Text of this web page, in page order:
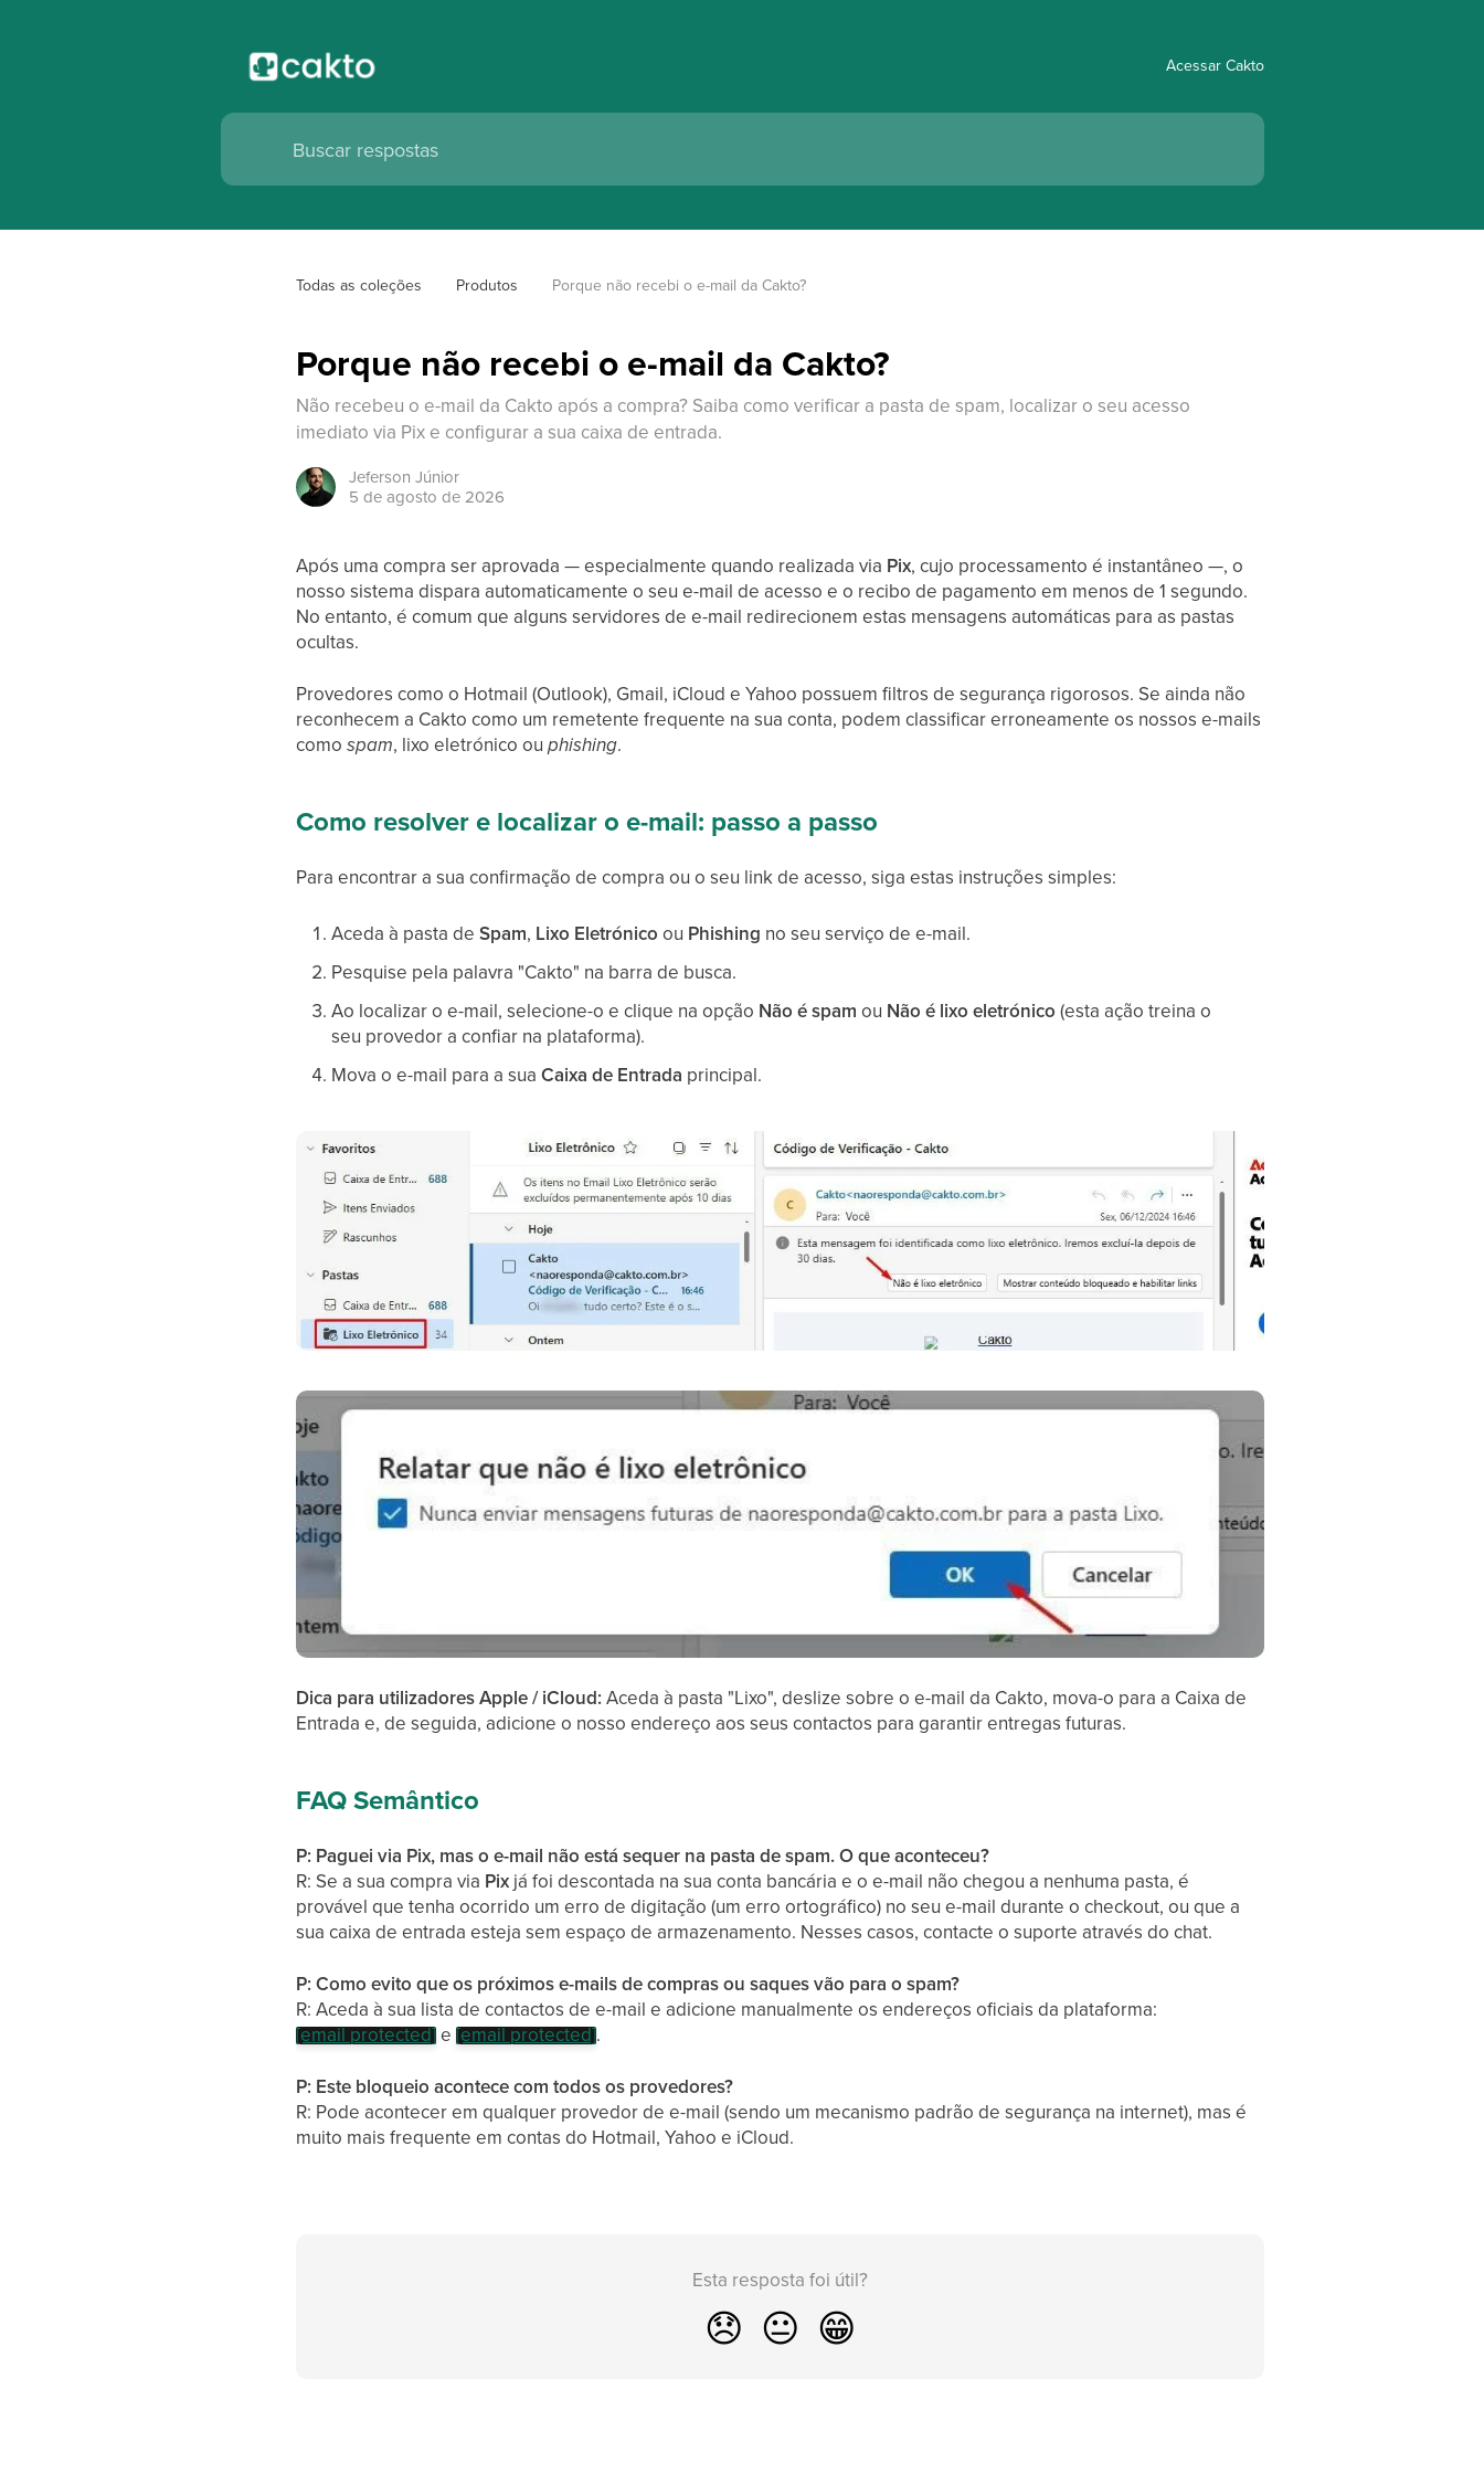
Acessar Cakto
Todas as coleções Produtos Porque não recebi o e-mail da Cakto?
Porque não recebi o e-mail da Cakto?
Não recebeu o e-mail da Cakto após a compra? Saiba como verificar a pasta de spam, localizar o seu acesso
imediato via Pix e configurar a sua caixa de entrada.
Jeferson Júnior
5 de agosto de 2026
Após uma compra ser aprovada — especialmente quando realizada via Pix, cujo processamento é instantâneo —, o
nosso sistema dispara automaticamente o seu e-mail de acesso e o recibo de pagamento em menos de 1 segundo.
No entanto, é comum que alguns servidores de e-mail redirecionem estas mensagens automáticas para as pastas
ocultas.
Provedores como o Hotmail (Outlook), Gmail, iCloud e Yahoo possuem filtros de segurança rigorosos. Se ainda não
reconhecem a Cakto como um remetente frequente na sua conta, podem classificar erroneamente os nossos e-mails
comospam, lixo eletrónico ouphishing.
Como resolver e localizar o e-mail: passo a passo
Para encontrar a sua confirmação de compra ou o seu link de acesso, siga estas instruções simples:
Aceda à pasta deSpam, Lixo Eletrónico ou Phishing no seu serviço de e-mail.
Pesquise pela palavra "Cakto" na barra de busca.
Ao localizar o e-mail, selecione-o e clique na opção Não é spam ou Não é lixo eletrónico (esta ação treina o
seu provedor a confiar na plataforma).
Mova o e-mail para a suaCaixa de Entrada principal.
Dica para utilizadores Apple / iCloud: Aceda à pasta "Lixo", deslize sobre o e-mail da Cakto, mova-o para a Caixa de
Entrada e, de seguida, adicione o nosso endereço aos seus contactos para garantir entregas futuras.
FAQ Semântico
P: Paguei via Pix, mas o e-mail não está sequer na pasta de spam. O que aconteceu?
R: Se a sua compra via Pix já foi descontada na sua conta bancária e o e-mail não chegou a nenhuma pasta, é
provável que tenha ocorrido um erro de digitação (um erro ortográfico) no seu e-mail durante o checkout, ou que a
sua caixa de entrada esteja sem espaço de armazenamento. Nesses casos, contacte o suporte através do chat.
P: Como evito que os próximos e-mails de compras ou saques vão para o spam?
R: Aceda à sua lista de contactos de e-mail e adicione manualmente os endereços oficiais da plataforma:
[email protected]e[email protected].
P: Este bloqueio acontece com todos os provedores?
R: Pode acontecer em qualquer provedor de e-mail (sendo um mecanismo padrão de segurança na internet), mas é
muito mais frequente em contas do Hotmail, Yahoo e iCloud.
Esta resposta foi útil?
😞 😐 😁